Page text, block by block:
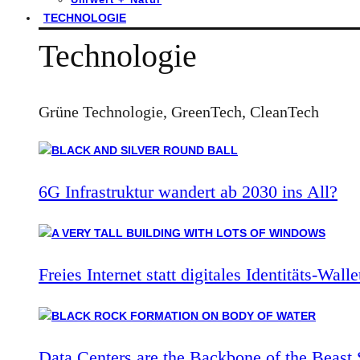
TECHNOLOGIE
Technologie
Grüne Technologie, GreenTech, CleanTech
6G Infrastruktur wandert ab 2030 ins All?
Freies Internet statt digitales Identitäts-